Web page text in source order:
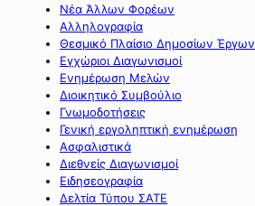
Νέα Άλλων Φορέων
Αλληλογραφία
Θεσμικό Πλαίσιο Δημοσίων Έργων
Εγχώριοι Διαγωνισμοί
Ενημέρωση Μελών
Διοικητικό Συμβούλιο
Γνωμοδοτήσεις
Γενική εργοληπτική ενημέρωση
Ασφαλιστικά
Διεθνείς Διαγωνισμοί
Ειδησεογραφία
Δελτία Τύπου ΣΑΤΕ